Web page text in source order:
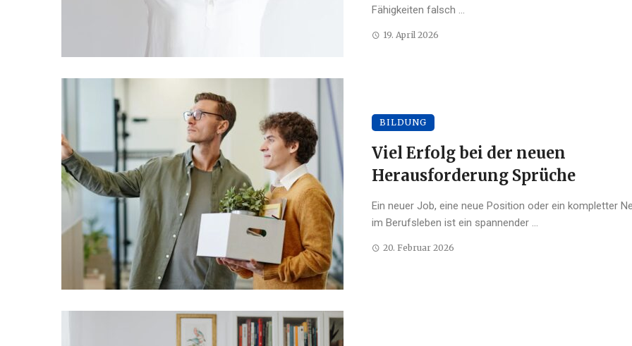
Fähigkeiten falsch ...
19. April 2026
BILDUNG
Viel Erfolg bei der neuen
Herausforderung Sprüche
Ein neuer Job, eine neue Position oder ein kompletter
im Berufsleben ist ein spannender ...
20. Februar 2026